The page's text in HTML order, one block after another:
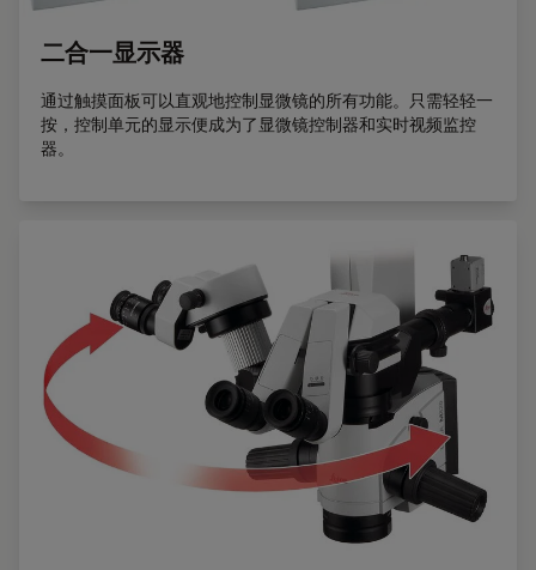
二合一显示器
通过触摸面板可以直观地控制显微镜的所有功能。只需轻轻一
按，控制单元的显示便成为了显微镜控制器和实时视频监控
器。